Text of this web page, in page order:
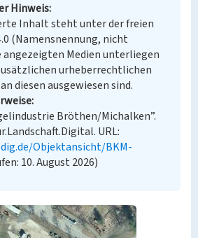
Hinweis
Inhalt steht unter der freien
(Namensnennung, nicht
Medien unterliegen
urheberrechtlichen
diesen ausgewiesen sind.
Bröthen/Michalken”.
URL:
Objektansicht/BKM-
10. August 2026)